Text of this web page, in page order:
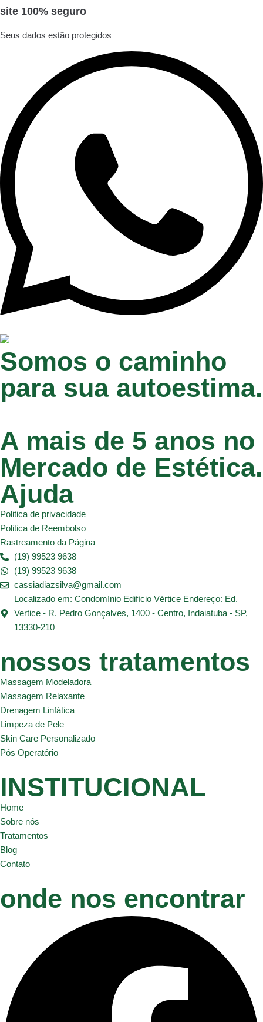
site 100% seguro
Seus dados estão protegidos
Somos o caminho
para sua autoestima.
A mais de 5 anos no
Mercado de Estética.
Ajuda
Politica de privacidade
Politica de Reembolso
Rastreamento da Página
(19) 99523 9638
(19) 99523 9638
cassiadiazsilva@gmail.com
Localizado em: Condomínio Edifício Vértice Endereço: Ed.
Vertice - R. Pedro Gonçalves, 1400 - Centro, Indaiatuba - SP,
13330-210
nossos tratamentos
Massagem Modeladora
Massagem Relaxante
Drenagem Linfática
Limpeza de Pele
Skin Care Personalizado
Pós Operatório
INSTITUCIONAL
Home
Sobre nós
Tratamentos
Blog
Contato
onde nos encontrar